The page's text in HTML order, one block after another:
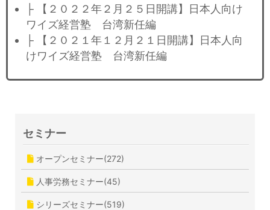
├ 【２０２２年２月２５日開講】日本人向け
ワイズ経営塾 台湾新任編
├ 【２０２１年１２月２１日開講】日本人向
けワイズ経営塾 台湾新任編
セミナー
オープンセミナー(272)
人事労務セミナー(45)
シリーズセミナー(519)